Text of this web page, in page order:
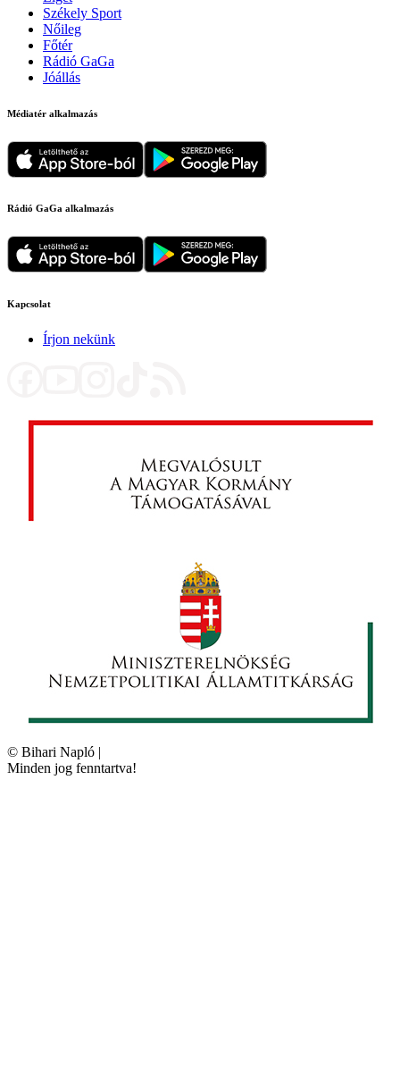
Székely Sport
Nőileg
Főtér
Rádió GaGa
Jóállás
Médiatér alkalmazás
Rádió GaGa alkalmazás
Kapcsolat
Írjon nekünk
© Bihari Napló |
Minden jog fenntartva!